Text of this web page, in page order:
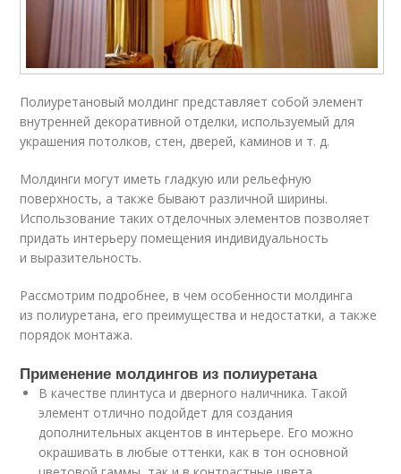
Полиуретановый молдинг представляет собой элемент
внутренней декоративной отделки, используемый для
украшения потолков, стен, дверей, каминов и т. д.
Молдинги могут иметь гладкую или рельефную
поверхность, а также бывают различной ширины.
Использование таких отделочных элементов позволяет
придать интерьеру помещения индивидуальность
и выразительность.
Рассмотрим подробнее, в чем особенности молдинга
из полиуретана, его преимущества и недостатки, а также
порядок монтажа.
Применение молдингов из полиуретана
В качестве плинтуса и дверного наличника. Такой
элемент отлично подойдет для создания
дополнительных акцентов в интерьере. Его можно
окрашивать в любые оттенки, как в тон основной